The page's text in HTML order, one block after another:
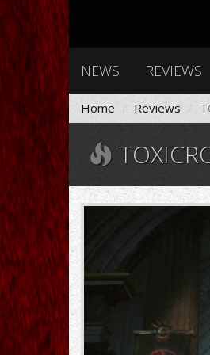
NEWS REVIEWS
Home Reviews
982318.jpg